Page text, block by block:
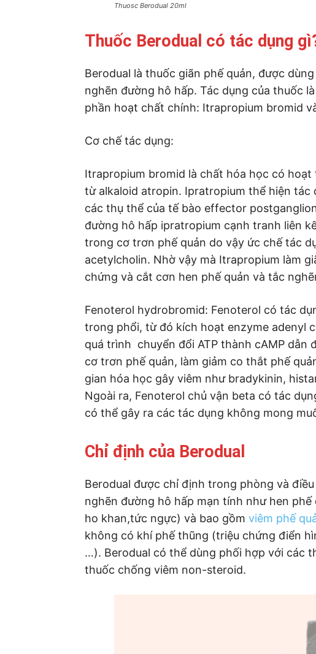
Thuosc Berodual 20ml
Thuốc Berodual có tác dụng
Berodual là thuốc giãn phế quản, được
nghẽn đường hô hấp. Tác dụng của thuốc
phần hoạt chất chính: Itrapropium bromid
Cơ chế tác dụng:
Itrapropium bromid là chất hóa học có
từ alkaloid atropin. Ipratropium thể hiện
các thụ thể của tế bào effector
đường hô hấp ipratropium cạnh tranh liên
trong cơ trơn phế quản do vậy ức chế tác
acetylcholin. Nhờ vậy mà Itrapropium làm
chứng và cắt cơn hen phế quản và tắc
Fenoterol hydrobromid: Fenoterol có tác
trong phổi, từ đó kích hoạt enzyme adenyl
quá trình chuyển đổi ATP thành cAMP dẫn
cơ trơn phế quản, làm giảm co thắt phế
gian hóa học gây viêm như bradykinin,
Ngoài ra, Fenoterol chủ vận beta có tác
có thể gây ra các tác dụng không mong
Chỉ định của Berodual
Berodual được chỉ định trong phòng và
nghẽn đường hô hấp mạn tính như hen
ho khan,tức ngực) và bao gồm viêm phế
không có khí phế thũng (triệu chứng điển
…). Berodual có thể dùng phối hợp với các
thuốc chống viêm non-steroid.